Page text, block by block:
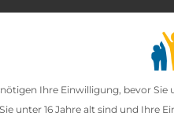
Ihre Einwilligung, bevor Sie
unter 16 Jahre alt sind und Ihre